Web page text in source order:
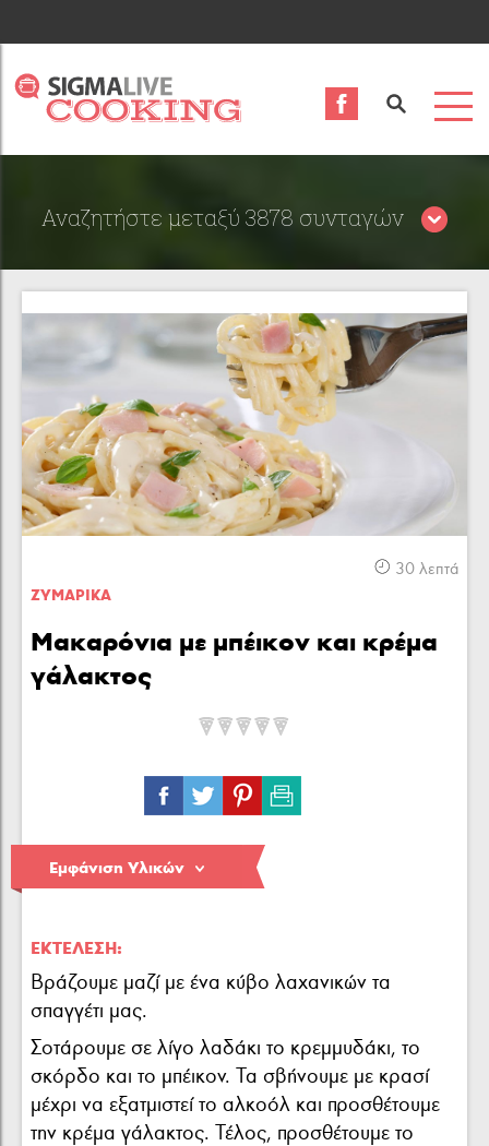
Αναζητήστε μεταξύ 3878 συνταγών
Περιορίστε τα αποτελέσματα αναζήτησης επιλέγοντας
κατηγορίες:
30 λεπτά
ΖΥΜΑΡΙΚA
Μακαρόνια με μπέικον και κρέμα
γάλακτος
Εμφάνιση Υλικών
ΕΚΤΈΛΕΣΗ:
Βράζουμε μαζί με ένα κύβο λαχανικών τα
σπαγγέτι μας.
Σοτάρουμε σε λίγο λαδάκι το κρεμμυδάκι, το
σκόρδο και το μπέικον. Τα σβήνουμε με κρασί
μέχρι να εξατμιστεί το αλκοόλ και προσθέτουμε
την κρέμα γάλακτος. Τέλος, προσθέτουμε το